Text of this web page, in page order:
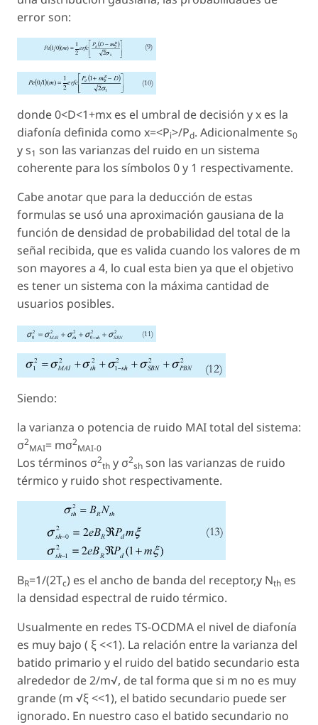
error son:
donde 0<D<1+mx es el umbral de decisión y x es la
diafonía definida como x=<Pi>/Pd. Adicionalmente s0
y s1 son las varianzas del ruido en un sistema
coherente para los símbolos 0 y 1 respectivamente.
Cabe anotar que para la deducción de estas
formulas se usó una aproximación gausiana de la
función de densidad de probabilidad del total de la
señal recibida, que es valida cuando los valores de m
son mayores a 4, lo cual esta bien ya que el objetivo
es tener un sistema con la máxima cantidad de
usuarios posibles.
Siendo:
la varianza o potencia de ruido MAI total del sistema:
σ2
MAI= mσ2
MAI-0
Los términos σ2
th y σ2
sh son las varianzas de ruido
térmico y ruido shot respectivamente.
BR=1/(2Tc) es el ancho de banda del receptor,y Nth es
la densidad espectral de ruido térmico.
Usualmente en redes TS-OCDMA el nivel de diafonía
es muy bajo ( ξ <<1). La relación entre la varianza del
batido primario y el ruido del batido secundario esta
alrededor de 2/m√, de tal forma que si m no es muy
grande (m √ξ <<1), el batido secundario puede ser
ignorado. En nuestro caso el batido secundario no